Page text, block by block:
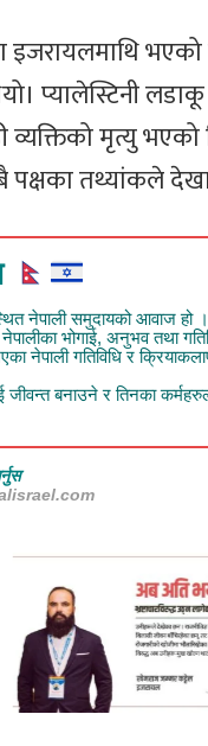
इजरायलमाथि
प्यालेस्टिनी
मृत्यु
पक्षका तथ्यांकले
समुदायको आवाज हो ।
भोगाई, अनुभव तथा
नेपाली गतिविधि र
जीवन्त बनाउने र तिनका